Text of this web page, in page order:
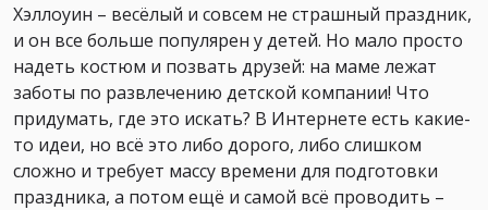
Хэллоуин – весёлый и совсем не страшный праздник,
и он все больше популярен у детей. Но мало просто
надеть костюм и позвать друзей: на маме лежат
заботы по развлечению детской компании! Что
придумать, где это искать? В Интернете есть какие-
то идеи, но всё это либо дорого, либо слишком
сложно и требует массу времени для подготовки
праздника, а потом ещё и самой всё проводить –